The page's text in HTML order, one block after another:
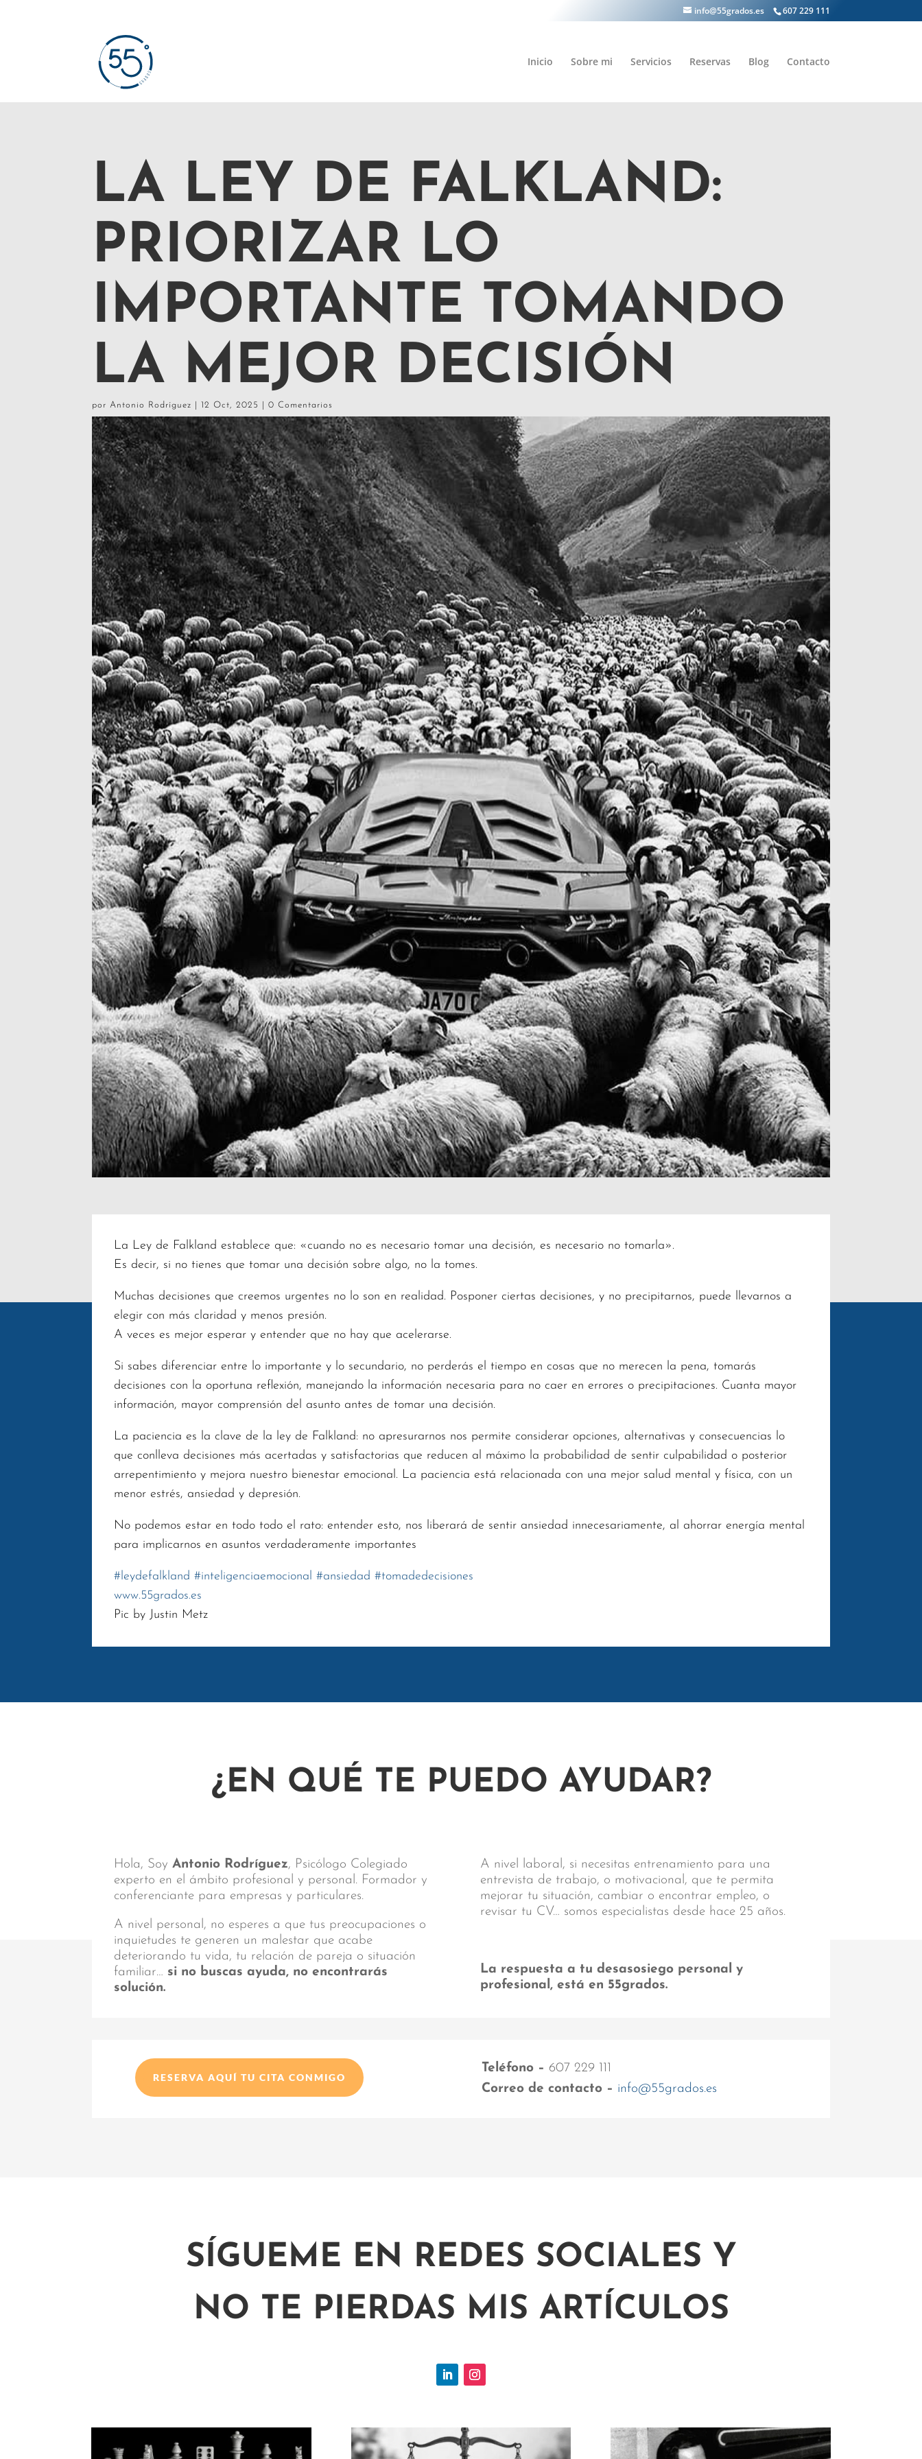
607 229 111
info@55grados.es
Inicio Sobre mi Servicios Reservas Blog Contacto
LA LEY DE FALKLAND:
PRIORIZAR LO
IMPORTANTE TOMANDO
LA MEJOR DECISIÓN
porAntonio Rodríguez |12 Oct, 2025 |0 Comentarios
La Ley de Falkland establece que: «cuando no es necesario tomar una decisión, es necesario no tomarla».
Es decir, si no tienes que tomar una decisión sobre algo, no la tomes.
Muchas decisiones que creemos urgentes no lo son en realidad. Posponer ciertas decisiones, y no precipitarnos, puede llevarnos a
elegir con más claridad y menos presión.
A veces es mejor esperar y entender que no hay que acelerarse.
Si sabes diferenciar entre lo importante y lo secundario, no perderás el tiempo en cosas que no merecen la pena, tomarás
decisiones con la oportuna reflexión, manejando la información necesaria para no caer en errores o precipitaciones. Cuanta mayor
información, mayor comprensión del asunto antes de tomar una decisión.
La paciencia es la clave de la ley de Falkland: no apresurarnos nos permite considerar opciones, alternativas y consecuencias lo
que conlleva decisiones más acertadas y satisfactorias que reducen al máximo la probabilidad de sentir culpabilidad o posterior
arrepentimiento y mejora nuestro bienestar emocional. La paciencia está relacionada con una mejor salud mental y física, con un
menor estrés, ansiedad y depresión.
No podemos estar en todo todo el rato: entender esto, nos liberará de sentir ansiedad innecesariamente, al ahorrar energía mental
para implicarnos en asuntos verdaderamente importantes
#leydefalkland #inteligenciaemocional #ansiedad #tomadedecisiones
www.55grados.es
Pic by Justin Metz
¿EN QUÉ TE PUEDO AYUDAR?
Hola, SoyAntonio Rodríguez, Psicólogo Colegiado
experto en el ámbito profesional y personal. Formador y
conferenciante para empresas y particulares.
A nivel personal, no esperes a que tus preocupaciones o
inquietudes te generen un malestar que acabe
deteriorando tu vida, tu relación de pareja o situación
familiar… si no buscas ayuda, no encontrarás
solución.
A nivel laboral, si necesitas entrenamiento para una
entrevista de trabajo, o motivacional, que te permita
mejorar tu situación, cambiar o encontrar empleo, o
revisar tu CV… somos especialistas desde hace 25 años.
La respuesta a tu desasosiego personal y
profesional, está en 55grados.
RESERVA AQUÍ TU CITA CONMIGO
Teléfono – 607 229 111
Correo de contacto – info@55grados.es
SÍGUEME EN REDES SOCIALES Y
NO TE PIERDAS MIS ARTÍCULOS